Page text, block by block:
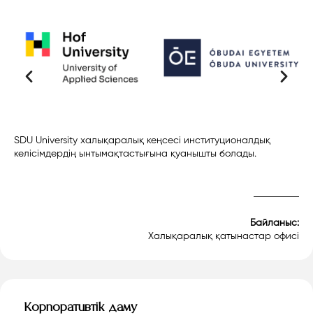
SDU University халықаралық кеңсесі институционалдық
келісімдердің ынтымақтастығына қуанышты болады.
Байланыс:
Халықаралық қатынастар офисі
Корпоративтік даму